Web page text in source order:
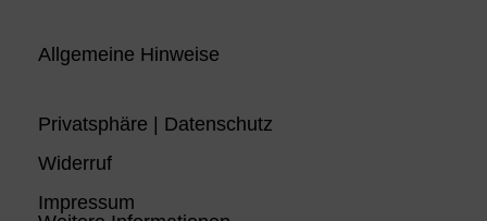
Allgemeine Hinweise
Privatsphäre | Datenschutz
Widerruf
Impressum